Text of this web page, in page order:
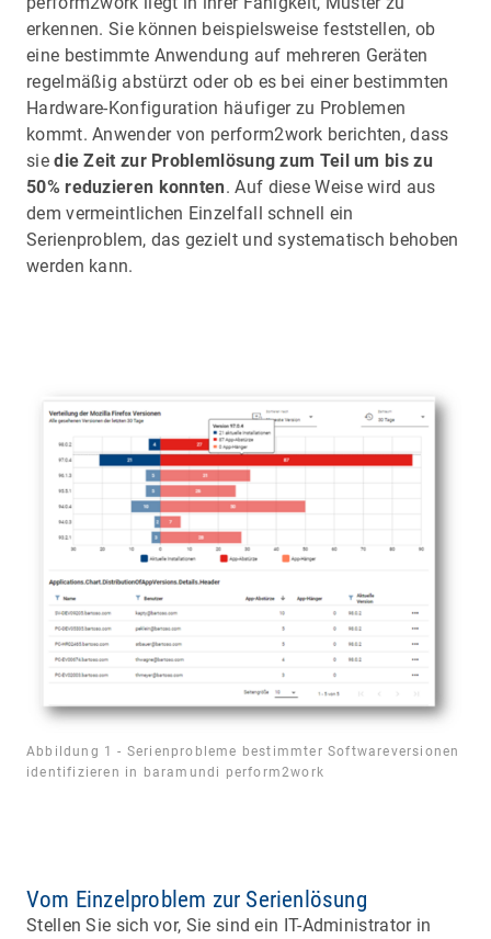
erkennen. Sie können beispielsweise feststellen, ob
eine bestimmte Anwendung auf mehreren Geräten
regelmäßig abstürzt oder ob es bei einer bestimmten
Hardware-Konfiguration häufiger zu Problemen
kommt. Anwender von perform2work berichten, dass
siedie Zeit zur Problemlösung zum Teil um bis zu
50% reduzieren konnten. Auf diese Weise wird aus
dem vermeintlichen Einzelfall schnell ein
Serienproblem, das gezielt und systematisch behoben
werden kann.
Abbildung 1 - Serienprobleme bestimmter Softwareversionen
identifizieren in baramundi perform2work
Vom Einzelproblem zur Serienlösung
Stellen Sie sich vor, Sie sind ein IT-Administrator in